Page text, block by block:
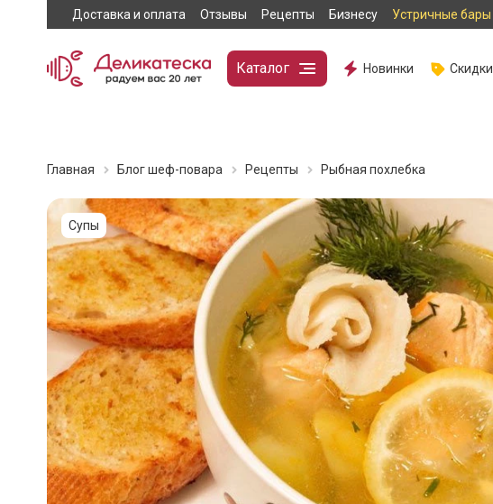
Доставка и оплата Отзывы Рецепты Бизнесу Устричные бары
Каталог Новинки Скидки
Главная Блог шеф-повара Рецепты Рыбная похлебка
Супы